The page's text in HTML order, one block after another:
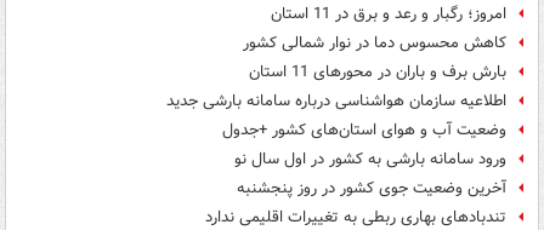
امروز؛ رگبار و رعد و برق در 11 استان
کاهش محسوس دما در نوار شمالی کشور
بارش برف و باران در محورهای 11 استان
اطلاعیه سازمان هواشناسی درباره سامانه بارشی جدید
وضعیت آب و هوای استان‌های کشور +جدول
ورود سامانه بارشی به کشور در اول سال نو
آخرین وضعیت جوی کشور در روز پنجشنبه
تندبادهای بهاری ربطی به تغییرات اقلیمی ندارد